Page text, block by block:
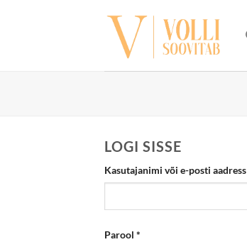
LOGI SISSE
Kasutajanimi või e-posti aadress
Parool *